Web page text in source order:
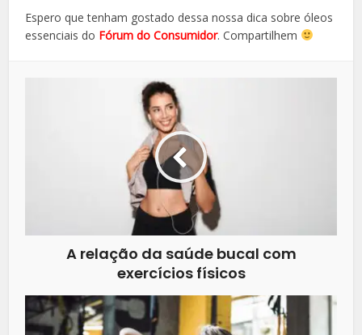
Espero que tenham gostado dessa nossa dica sobre óleos
essenciais do Fórum do Consumidor. Compartilhem
A relação da saúde bucal com
exercícios físicos